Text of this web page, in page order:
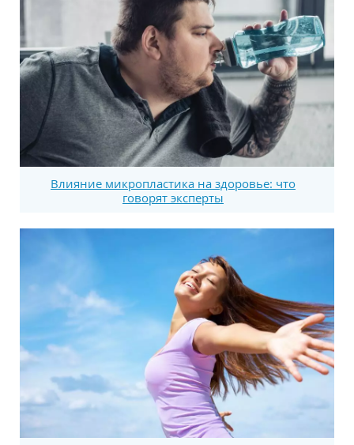
Влияние микропластика на здоровье: что
говорят эксперты